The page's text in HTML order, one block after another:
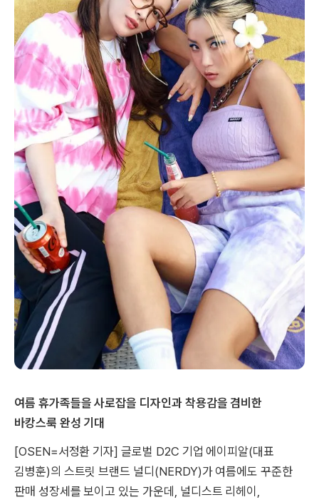
여름 휴가족들을 사로잡을 디자인과 착용감을 겸비한
바캉스룩 완성 기대
[OSEN=서정환 기자] 글로벌 D2C 기업 에이피알(대표
김병훈)의 스트릿 브랜드 널디(NERDY)가 여름에도 꾸준한
판매 성장세를 보이고 있는 가운데, 널디스트 리헤이,